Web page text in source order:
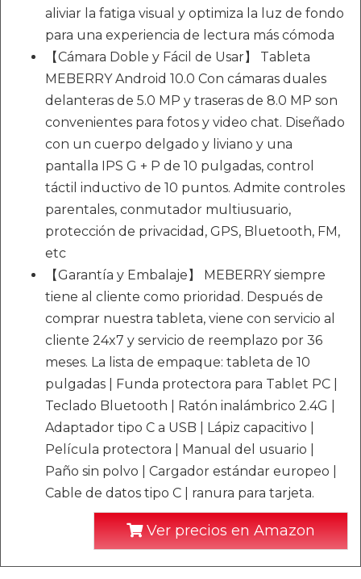
aliviar la fatiga visual y optimiza la luz de fondo
para una experiencia de lectura más cómoda
【Cámara Doble y Fácil de Usar】 Tableta
MEBERRY Android 10.0 Con cámaras duales
delanteras de 5.0 MP y traseras de 8.0 MP son
convenientes para fotos y video chat. Diseñado
con un cuerpo delgado y liviano y una
pantalla IPS G + P de 10 pulgadas, control
táctil inductivo de 10 puntos. Admite controles
parentales, conmutador multiusuario,
protección de privacidad, GPS, Bluetooth, FM,
etc
【Garantía y Embalaje】 MEBERRY siempre
tiene al cliente como prioridad. Después de
comprar nuestra tableta, viene con servicio al
cliente 24x7 y servicio de reemplazo por 36
meses. La lista de empaque: tableta de 10
pulgadas | Funda protectora para Tablet PC |
Teclado Bluetooth | Ratón inalámbrico 2.4G |
Adaptador tipo C a USB | Lápiz capacitivo |
Película protectora | Manual del usuario |
Paño sin polvo | Cargador estándar europeo |
Cable de datos tipo C | ranura para tarjeta.
Ver precios en Amazon